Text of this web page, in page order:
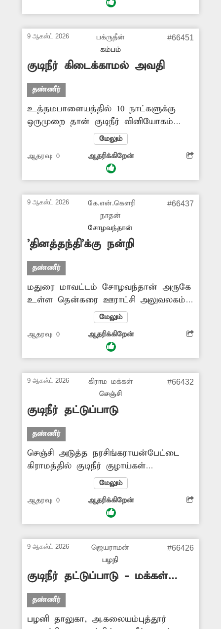
அதிகாரிகள் நடவடிக்கை எடுக்க
9 ஆகஸ்ட் 2026
பக்ருதீன்
கம்பம்
#66451
குடிநீர் கிடைக்காமல் அவதி
தண்ணீர்
உத்தமபாளையத்தில் 10 நாட்களுக்கு
ஒருமுறை தான் குடிநீர் வினியோகம்
செய்யப்படுகிறது. இதனால் குடிநீர்
கிடைக்காமல் மக்கள்
அவதிப்படுகின்றனர். மேலும்
சுத்திரிகரிப்பு செய்யாமல் குடிநீர்
பொதுமக்களுக்கு நோய்த்தொற்று பரவும்
அபாயம் உள்ளது. எனவே தினமும்
சுத்திரிகரிக்கப்பட்ட குடிநீர் வழங்க
அதிகாரிகள் நடவடிக்கை எடுக்க
வேண்டும்.
மேலும்
ஆதரவு: 0 ஆதரிக்கிறேன்
9 ஆகஸ்ட் 2026
கே.என்.கௌரி
நாதன்
சோழவந்தான்
#66437
'தினத்தந்தி'க்கு நன்றி
தண்ணீர்
மதுரை மாவட்டம் சோழவந்தான் அருகே
உள்ள தென்கரை ஊராட்சி அலுவலகம்
அருகே குடிநீர் குழாய் இணைப்பில்
உடைப்பு ஏற்பட்டு தண்ணீர் வீணாகியது
என 'தினத்தந்தி' புகார் பெட்டியில்
செய்தி வெளியானது. இதன்
ஆய்வு மேற்கொண்டு சரி செய்தனர்.
எனவே பொதுமக்கள் நலன்கருதி செய்தி
வெளியிட்ட தினத்தந்திக்கும், நடவடிக்கை
எடுத்த அதிகாரிகளுக்கும் நன்றி.
மேலும்
ஆதரவு: 0 ஆதரிக்கிறேன்
9 ஆகஸ்ட் 2026
கிராம மக்கள்
செஞ்சி
#66432
குடிநீர் தட்டுப்பாடு
தண்ணீர்
செஞ்சி அடுத்த நரசிங்கராயன்பேட்டை
கிராமத்தில் குடிநீர் குழாய்கள்
அமைக்கப்படவில்லை. இதனால்
அப்பகுதிகளில் குடிநீர் தட்டுப்பாடு
ஏற்பட்டு வருவதால் பொதுமக்கள் பெரும்
சிரமம் அடைந்து வருகின்றனர். இதை
வேண்டும் என அப்பகுதி மக்கள்
கோரிக்கை விடுத்துள்ளனர்.
மேலும்
ஆதரவு: 0 ஆதரிக்கிறேன்
9 ஆகஸ்ட் 2026
ஜெயராமன்
பழநி
#66426
குடிநீர் தட்டுப்பாடு - மக்கள்
அவதி
தண்ணீர்
பழனி தாலுகா, அ.கலையம்புத்தூர்